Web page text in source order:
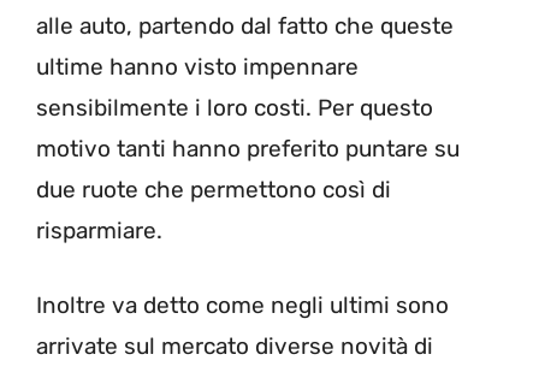
alle auto, partendo dal fatto che queste
ultime hanno visto impennare
sensibilmente i loro costi. Per questo
motivo tanti hanno preferito puntare su
due ruote che permettono così di
risparmiare.
Inoltre va detto come negli ultimi sono
arrivate sul mercato diverse novità di